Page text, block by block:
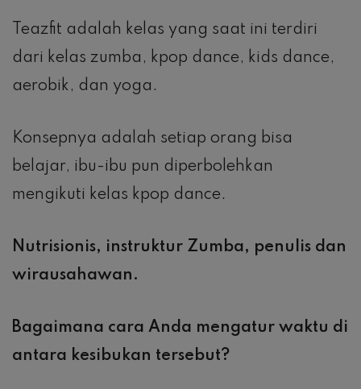
Teazfit adalah kelas yang saat ini terdiri
dari kelas zumba, kpop dance, kids dance,
aerobik, dan yoga.
Konsepnya adalah setiap orang bisa
belajar, ibu-ibu pun diperbolehkan
mengikuti kelas kpop dance.
Nutrisionis, instruktur Zumba, penulis dan
wirausahawan.
Bagaimana cara Anda mengatur waktu di
antara kesibukan tersebut?